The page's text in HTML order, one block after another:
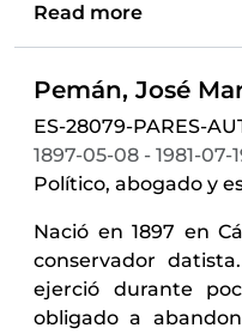
Read more
Pemán, José
ES-28079-PARES-
1897-05-08 - 1981-07-
Político, abogado y
Nació en 1897 en
conservador
ejerció durante
obligado a